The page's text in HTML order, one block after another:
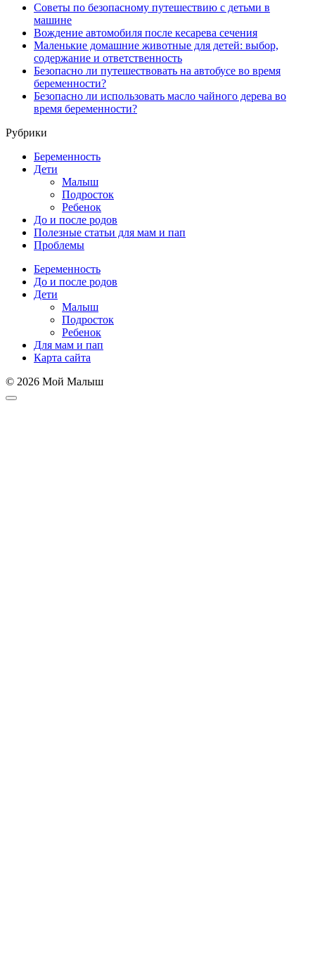
Советы по безопасному путешествию с детьми в
машине
Вождение автомобиля после кесарева сечения
Маленькие домашние животные для детей: выбор,
содержание и ответственность
Безопасно ли путешествовать на автобусе во время
беременности?
Безопасно ли использовать масло чайного дерева во
время беременности?
Рубрики
Беременность
Дети
Малыш
Подросток
Ребенок
До и после родов
Полезные статьи для мам и пап
Проблемы
Беременность
До и после родов
Дети
Малыш
Подросток
Ребенок
Для мам и пап
Карта сайта
© 2026 Мой Малыш